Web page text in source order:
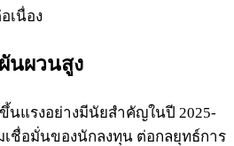
เนื่อง
นผวนสูง
แรงอย่างมีนัยสำคัญในปี 2025-
เชื่อมั่นของนักลงทุน ต่อกลยุทธ์การ